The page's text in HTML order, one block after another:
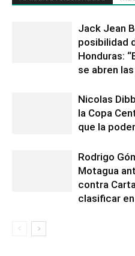
Jack Jean
posibilidad
Honduras:
se abren
Nicolas
la Copa
que la
Rodrigo
Motagua
contra
clasificar